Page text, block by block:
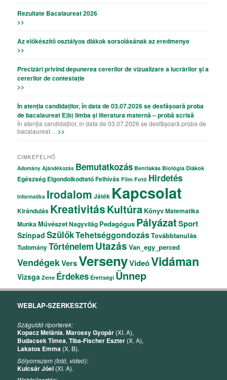
Rezultate Bacalaureat 2026
>>
Az előkészítő osztályos diákok sorsolásának az eredmenye
>>
Precizǎri privind depunerea cererilor de vizualizare a lucrǎrilor şi a
cererilor de contestație
>>
În atenția candidaților, în data de 03.07.2026 se desfășoară proba
de bacalaureat E)b) limba și literatura maternă – probă scrisă
În atenția candidaților, în data de 03.07.2026 se desfășoară proba de
bacalaureat … >>
CIMKEFELHŐ
Adomány Ajándékozás Bemutatkozás Bentlakás Biológia Diákok
Egészség ElgondolkodtatóFelhívás Film Fotó Hirdetés
Informatika Irodalom Játék Kapcsolat
Kirándulás KreativitásKultúra KönyvMatematika
MunkaMűvészetNagyvilág Pedagógus PályázatSport
Színpad SzülőkTehetséggondozásTovábbtanulás
TudományTörténelem Utazás Van_egy_perced
VendégekVersVersenyVideóVidáman
Vizsga Zene Érdekes Érettségi Ünnep
WEBLAP-SZERKESZTŐK
Száguldó riporterek:
Kopacz Melánia,Marossy Gyopár (XI. A),
Budacsek Tímea,Tiba-Fischer Eszter (X. A),
Lakatos Emma (X. B).
Sólyomszem (fotó, videó):
Kulcsár Jóel (XI. A).